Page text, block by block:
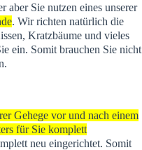
Sie nutzen eines unserer
. Wir richten natürlich die
Kratzbäume und vieles
ein. Somit brauchen Sie nicht
Gehege vor und nach einem
für Sie komplett
neu eingerichtet. Somit